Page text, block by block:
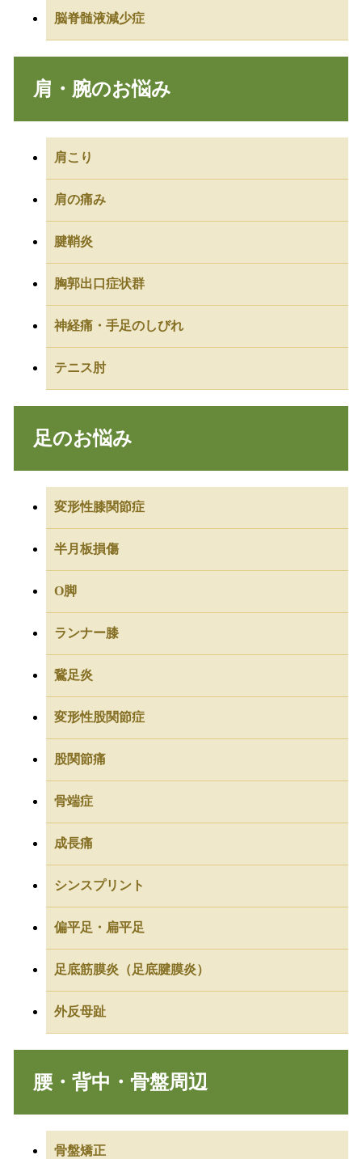
脳脊髄液減少症
肩・腕のお悩み
肩こり
肩の痛み
腱鞘炎
胸郭出口症状群
神経痛・手足のしびれ
テニス肘
足のお悩み
変形性膝関節症
半月板損傷
O脚
ランナー膝
鵞足炎
変形性股関節症
股関節痛
骨端症
成長痛
シンスプリント
偏平足・扁平足
足底筋膜炎（足底腱膜炎）
外反母趾
腰・背中・骨盤周辺
骨盤矯正